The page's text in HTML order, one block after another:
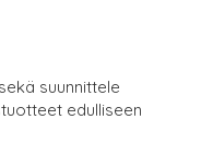
suunnittele
edulliseen